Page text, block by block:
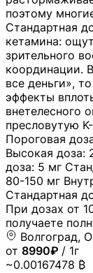
поэтому
Стандартная
кетамина:
зрительного
координации.
все деньги»,
эффекты
внетелесного
пресловутую
Пороговая
Высокая доза:
доза: 5 мг
80-150 мг
Стандартная
При дозах от
получаете
Волгоград,
от 8990₽ / 1г
~0.00167478 ₿